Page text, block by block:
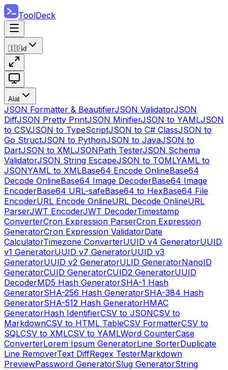
ToolDeck
🇮🇩id
Alat
JSON Formatter & BeautifierJSON ValidatorJSON
DiffJSON Pretty PrintJSON MinifierJSON to YAMLJSON
to CSVJSON to TypeScriptJSON to C# ClassJSON to
Go StructJSON to PythonJSON to JavaJSON to
DartJSON to XMLJSONPath TesterJSON Schema
ValidatorJSON String EscapeJSON to TOMLYAML to
JSONYAML to XMLBase64 Encode OnlineBase64
Decode OnlineBase64 Image DecoderBase64 Image
EncoderBase64 URL-safeBase64 to HexBase64 File
EncoderURL Encode OnlineURL Decode OnlineURL
ParserJWT EncoderJWT DecoderTimestamp
ConverterCron Expression ParserCron Expression
GeneratorCron Expression ValidatorDate
CalculatorTimezone ConverterUUID v4 GeneratorUUID
v1 GeneratorUUID v7 GeneratorUUID v3
GeneratorUUID v2 GeneratorULID GeneratorNanoID
GeneratorCUID GeneratorCUID2 GeneratorUUID
DecoderMD5 Hash GeneratorSHA-1 Hash
GeneratorSHA-256 Hash GeneratorSHA-384 Hash
GeneratorSHA-512 Hash GeneratorHMAC
GeneratorHash IdentifierCSV to JSONCSV to
MarkdownCSV to HTML TableCSV FormatterCSV to
SQLCSV to XMLCSV to YAMLWord CounterCase
ConverterLorem Ipsum GeneratorLine SorterDuplicate
Line RemoverText DiffRegex TesterMarkdown
PreviewPassword GeneratorSlug GeneratorString